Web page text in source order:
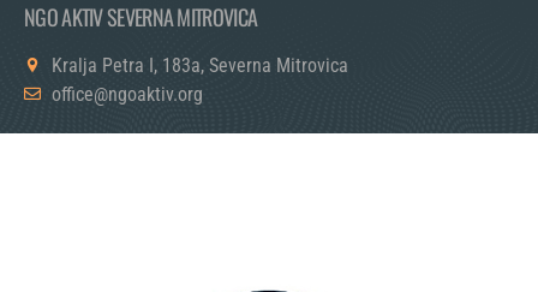
NGO AKTIV SEVERNA MITROVICA
Kralja Petra I, 183a, Severna Mitrovica
office@ngoaktiv.org